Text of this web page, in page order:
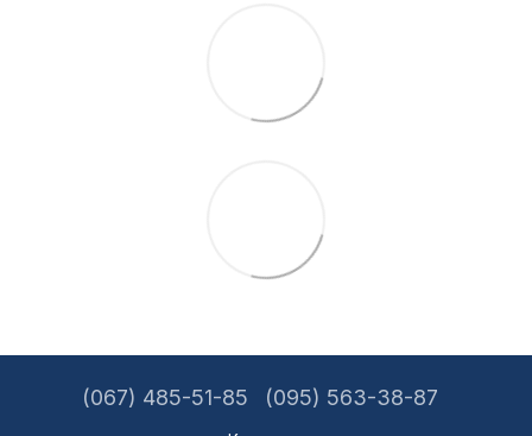
(067) 485-51-85 (095) 563-38-87